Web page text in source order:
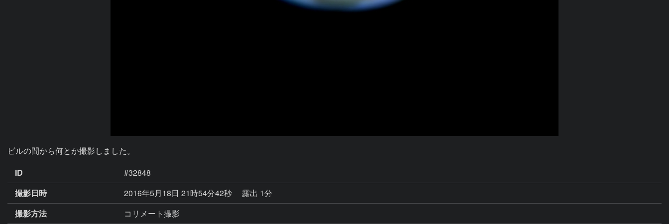
ビルの間から何とか撮影しました。
ID
#32848
撮影日時
2016年5月18日 21時54分42秒
露出 1分
撮影方法
コリメート撮影